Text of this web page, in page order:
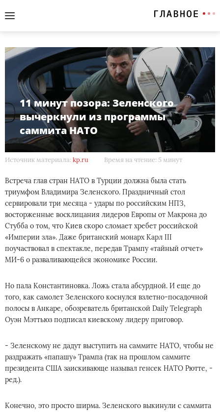
11 минут позора: Зеленского
вычеркнули из программы
саммита НАТО
Источник материала: kp.ru Время на чтение: 5 минут
Встреча глав стран НАТО в Турции должна была стать
триумфом Владимира Зеленского. Праздничный стол
сервировали три месяца - удары по российским НПЗ,
восторженные восклицания лидеров Европы от Макрона до
Стубба о том, что Киев скоро сломает хребет российской
«Империи зла». Даже британский монарх Карл III
поучаствовал в спектакле, передав Трампу «тайный отчет»
МИ-6 о разваливающейся экономике России.
Но пала Константиновка. Ложь стала абсурдной. И еще до
того, как самолет Зеленского коснулся взлетно-посадочной
полосы в Анкаре, обозреватель британской Daily Telegraph
Оуэн Мэттьюз подписал киевскому лидеру приговор.
- Зеленскому не дадут выступить на саммите НАТО, чтобы не
раздражать «папашу» Трампа (так на прошлом саммите
президента США заискивающе называл генсек НАТО Рютте, -
ред.).
Конечно, это просто ширма. Зеленского выкинули с саммита